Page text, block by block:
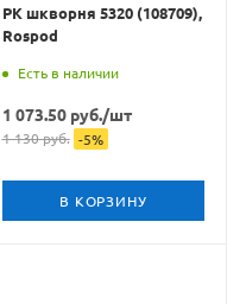
РК шкворня 5320 (108709),
Rospod
Есть в наличии
1 073.50руб./шт
1 130руб. -5%
В КОРЗИНУ